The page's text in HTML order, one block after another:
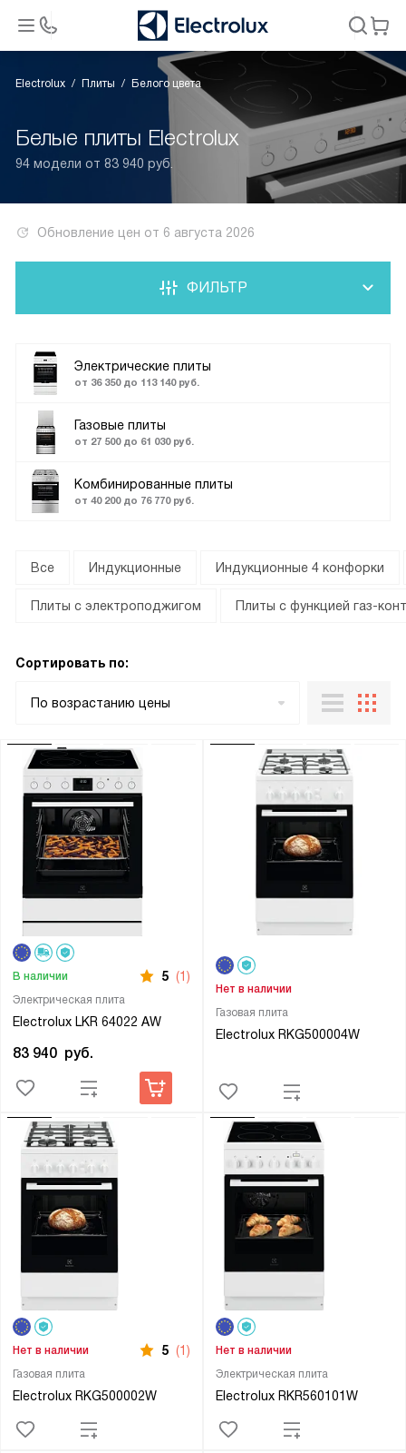
Electrolux Плиты Белого цвета
Белые плиты Electrolux
94 модели от 83 940 руб.
Обновление цен от 6 августа 2026
Электрические плиты
от 36 350 до 113 140 руб.
Газовые плиты
от 27 500 до 61 030 руб.
Комбинированные плиты
от 40 200 до 76 770 руб.
ФИЛЬТР
Все Индукционные Индукционные 4 конфорки
Плиты с электроподжигом Плиты с функцией газ-
Сортировать по:
По возрастанию цены
Электрическая плита
Electrolux LKR 64022 AW
В наличии 5 (1)
83 940 руб.
Газовая плита
Electrolux RKG500004W
Нет в наличии
Газовая плита
Electrolux RKG500002W
Нет в наличии 5 (1)
Электрическая плита
Electrolux RKR560101W
Нет в наличии